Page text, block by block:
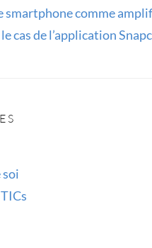
smartphone comme
cas de l’application
soi